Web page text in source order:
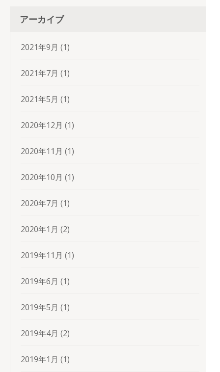
アーカイブ
2021年9月 (1)
2021年7月 (1)
2021年5月 (1)
2020年12月 (1)
2020年11月 (1)
2020年10月 (1)
2020年7月 (1)
2020年1月 (2)
2019年11月 (1)
2019年6月 (1)
2019年5月 (1)
2019年4月 (2)
2019年1月 (1)